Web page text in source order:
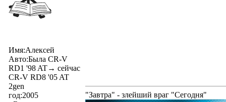
Имя:Алексей
Авто:Была CR-V
RD1 '98 AT→ сейчас
CR-V RD8 '05 AT
2gen
год:2005
"Завтра" - злейший враг "Сегодня"